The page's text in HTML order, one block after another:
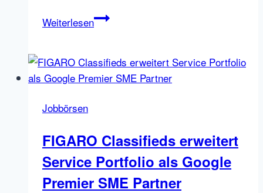
WeiterlesenDas
Stellenanzeigen
zum
schalten
Jobbörsen
FIGARO Classifieds erweitert
Service Portfolio als Google
Premier SME Partner